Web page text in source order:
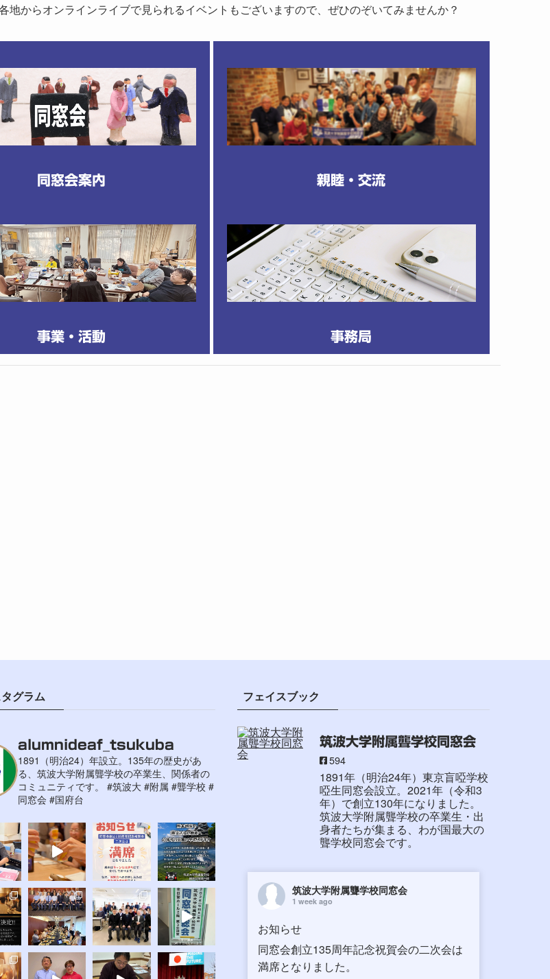
地からオンラインライブで見られるイベントもございますので、ぜひのぞいてみませんか？
同窓会案内 親睦・交流
事業・活動 事務局
グラム
alumnideaf_tsukuba
1891（明治24）年設立。135年の歴史があ
る、筑波大学附属聾学校の卒業生、関係者の
コミュニティです。
#筑波大 #附属 #聾学校 #
同窓会 #国府台
フェイスブック
筑波大学附属聾学校同窓会
594
1891年（明治24年）東京盲啞学校
啞生同窓会設立。2021年（令和3
年）で創立130年になりました。
筑波大学附属聾学校の卒業生・出
身者たちが集まる、わが国最大の
聾学校同窓会です。
筑波大学附属聾学校同窓会
1 week ago
お知らせ
同窓会創立135周年記念祝賀会の二次会は
満席となりました。